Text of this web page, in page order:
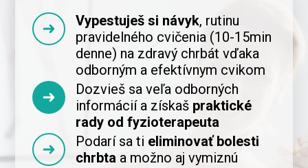
Vypestuješ si návyk, rutinu
pravidelného cvičenia (10-15min
denne) na zdravý chrbát vďaka
odborným a efektívnym cvikom
Dozvieš sa veľa odborných
informácií a získaš praktické
rady od fyzioterapeuta
Podarí sa ti eliminovať bolesti
chrbta a možno aj vymiznú